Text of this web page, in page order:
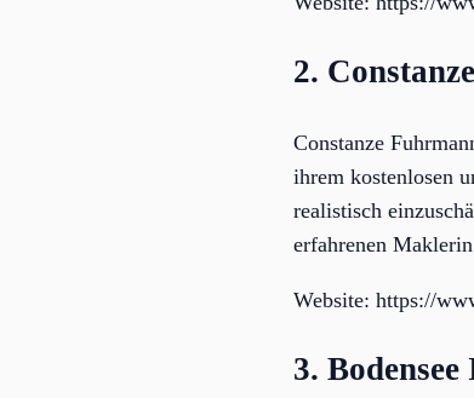
2.
Constanze
ihrem kostenlosen
realistisch
erfahrenen
Website: https://
3.